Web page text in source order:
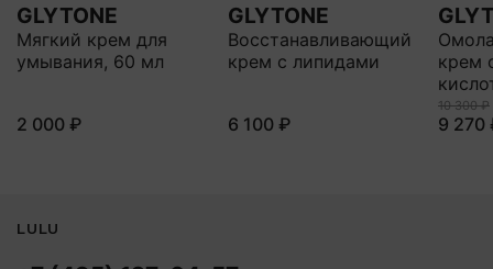
GLYTONE
Мягкий крем для
умывания, 60 мл
2 000 ₽
GLYTONE
Восстанавливающий
крем с липидами
6 100 ₽
крем
10 300 ₽
9 270
LULU